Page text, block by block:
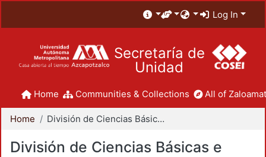
Log In
Secretaría de
Unidad
Home Communities & Collections All of
Home División de Ciencias Básicas e Ingeniería
División de Ciencias Básicas e